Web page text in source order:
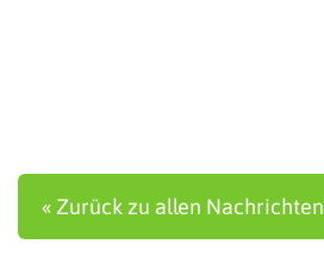
« Zurück zu allen Nachrichten